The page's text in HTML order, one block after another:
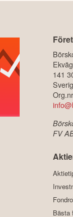
141
FV
Bästa